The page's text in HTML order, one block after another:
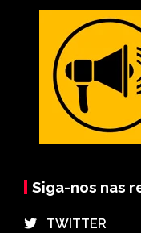
Siga-nos nas
⠀TWITTER